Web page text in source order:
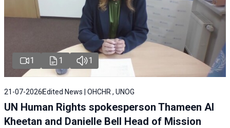
1 1 1
21-07-2026 Edited News | OHCHR , UNOG
UN Human Rights spokesperson Thameen Al
Kheetan and Danielle Bell Head of Mission